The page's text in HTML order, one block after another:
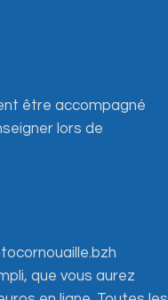
être accompagné
lors de
que vous aurez